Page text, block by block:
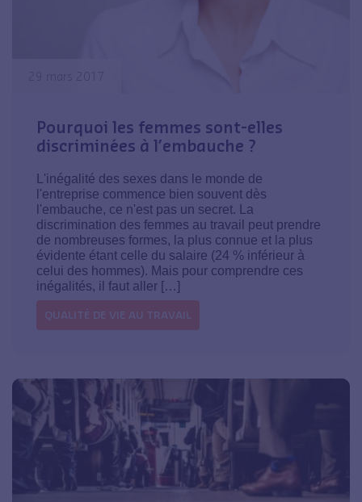
Pourquoi les femmes sont-elles
discriminées à l’embauche ?
L'inégalité des sexes dans le monde de
l'entreprise commence bien souvent dès
l'embauche, ce n'est pas un secret. La
discrimination des femmes au travail peut prendre
de nombreuses formes, la plus connue et la plus
évidente étant celle du salaire (24 % inférieur à
celui des hommes). Mais pour comprendre ces
inégalités, il faut aller […]
QUALITÉ DE VIE AU TRAVAIL